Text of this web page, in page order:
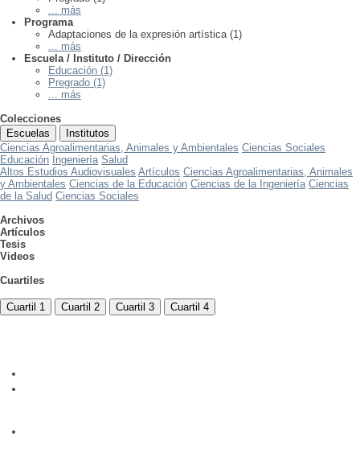
... más
Programa
Adaptaciones de la expresión artística (1)
... más
Escuela / Instituto / Dirección
Educación (1)
Pregrado (1)
... más
Colecciones
Escuelas
Institutos
Ciencias Agroalimentarias, Animales y Ambientales Ciencias Sociales
Educación Ingeniería Salud
Altos Estudios Audiovisuales Artículos Ciencias Agroalimentarias, Animales
y Ambientales Ciencias de la Educación Ciencias de la Ingeniería Ciencias
de la Salud Ciencias Sociales
Archivos
Artículos
Tesis
Videos
Cuartiles
Cuartil 1 Cuartil 2 Cuartil 3 Cuartil 4